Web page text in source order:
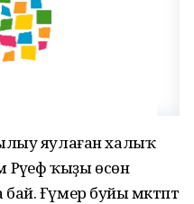
яулаған халыҡ
Рәүеф ҡыҙы өсөн
Ғүмер буйы мәктәптә